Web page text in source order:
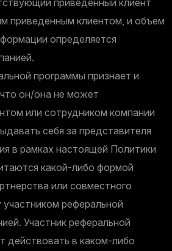
приведенным клиентом, и объем
определяется
программы признает и
он/она не может
или сотрудником компании
себя за представителя
в рамках настоящей Политики
какой-либо формой
или совместного
реферальной
Участник реферальной
действовать в каком-либо